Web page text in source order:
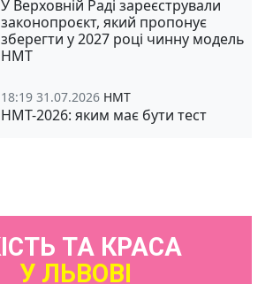
У Верховній Раді зареєстрували
законопроєкт, який пропонує
зберегти у 2027 році чинну модель
НМТ
18:19 31.07.2026 НМТ
НМТ-2026: яким має бути тест